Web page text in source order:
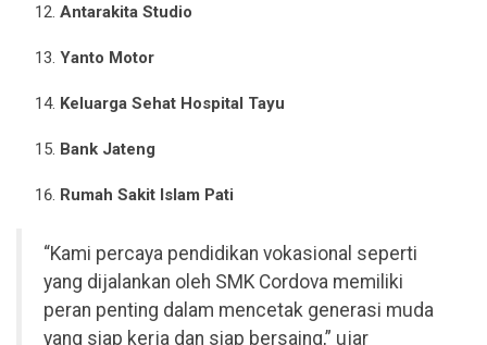
Antarakita Studio
Yanto Motor
Keluarga Sehat Hospital Tayu
Bank Jateng
Rumah Sakit Islam Pati
“Kami percaya pendidikan vokasional seperti
yang dijalankan oleh SMK Cordova memiliki
peran penting dalam mencetak generasi muda
yang siap kerja dan siap bersaing,” ujar